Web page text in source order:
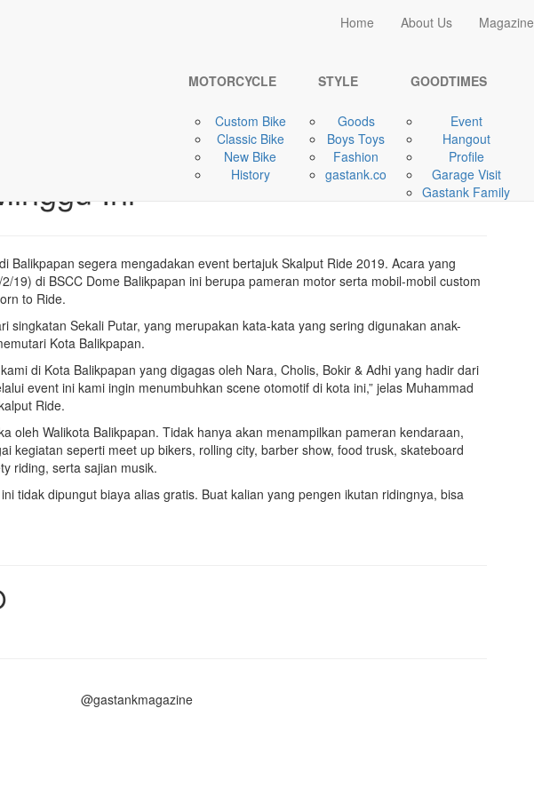
Home About Us Magazine
MOTORCYCLE
Custom Bike
Classic Bike
New Bike
History
STYLE
Goods
Boys Toys
Fashion
gastank.co
GOODTIMES
Event
Hangout
Profile
Garage Visit
Gastank Family
|
Home
GOODTIMES
2018 | Kustom Kulture Exhibition
Ini
Balikpapan segera mengadakan event bertajuk Skalput Ride 2019. Acara yang
19) di BSCC Dome Balikpapan ini berupa pameran motor serta mobil-mobil custom
to Ride.
singkatan Sekali Putar, yang merupakan kata-kata yang sering digunakan anak-
Kota Balikpapan.
di Kota Balikpapan yang digagas oleh Nara, Cholis, Bokir & Adhi yang hadir dari
event ini kami ingin menumbuhkan scene otomotif di kota ini,” jelas Muhammad
Ride.
oleh Walikota Balikpapan. Tidak hanya akan menampilkan pameran kendaraan,
kegiatan seperti meet up bikers, rolling city, barber show, food trusk, skateboard
riding, serta sajian musik.
tidak dipungut biaya alias gratis. Buat kalian yang pengen ikutan ridingnya, bisa
@gastankmagazine